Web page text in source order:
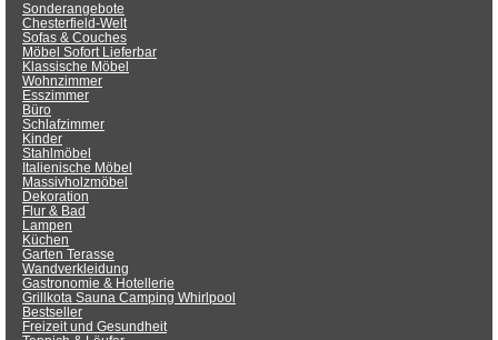
Sonderangebote
Chesterfield-Welt
Sofas & Couches
Möbel Sofort Lieferbar
Klassische Möbel
Wohnzimmer
Esszimmer
Büro
Schlafzimmer
Kinder
Stahlmöbel
Italienische Möbel
Massivholzmöbel
Dekoration
Flur & Bad
Lampen
Küchen
Garten Terasse
Wandverkleidung
Gastronomie & Hotellerie
Grillkota Sauna Camping Whirlpool
Bestseller
Freizeit und Gesundheit